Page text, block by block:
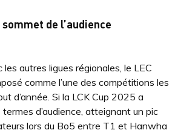
de l’audience
autres ligues régionales, le LEC
comme l’une des compétitions les
d’année. Si la LCK Cup 2025 a
d’audience, atteignant un pic
lors du Bo5 entre T1 et Hanwha